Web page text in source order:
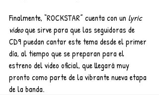
Finalmente, “ROCKSTAR” cuenta con un lyric
video que sirve para que las seguidoras de
CD9 puedan cantar este tema desde el primer
día, al tiempo que se preparan para el
estreno del video oficial, que llegará muy
pronto como parte de la vibrante nueva etapa
de la banda.